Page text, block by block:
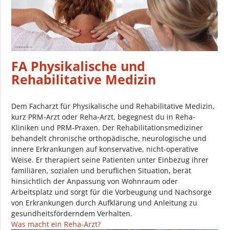
FA Physikalische und
Rehabilitative Medizin
Dem Facharzt für Physikalische und Rehabilitative Medizin,
kurz PRM-Arzt oder Reha-Arzt, begegnest du in Reha-
Kliniken und PRM-Praxen. Der Rehabilitationsmediziner
behandelt chronische orthopädische, neurologische und
innere Erkrankungen auf konservative, nicht-operative
Weise. Er therapiert seine Patienten unter Einbezug ihrer
familiären, sozialen und beruflichen Situation, berät
hinsichtlich der Anpassung von Wohnraum oder
Arbeitsplatz und sorgt für die Vorbeugung und Nachsorge
von Erkrankungen durch Aufklärung und Anleitung zu
gesundheitsförderndem Verhalten.
Was macht ein Reha-Arzt?